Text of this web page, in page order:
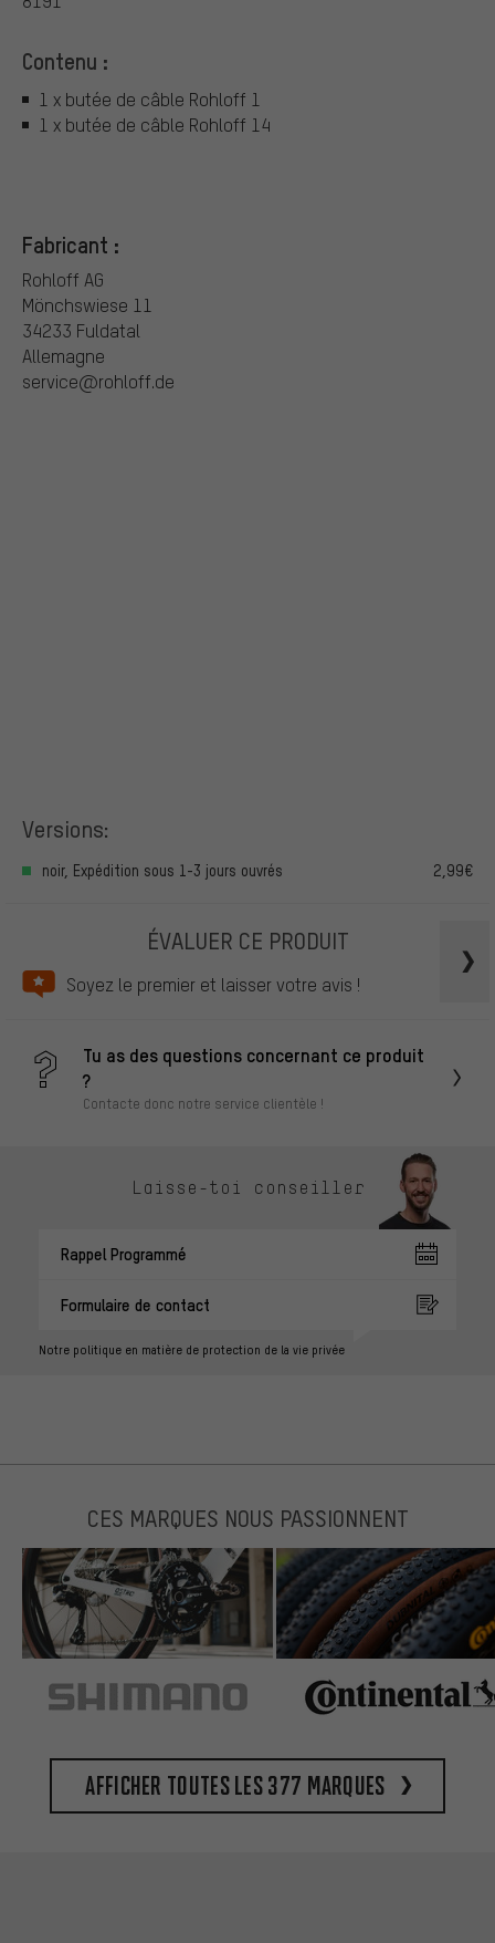
Contenu :
1 x butée de câble Rohloff 1
1 x butée de câble Rohloff 14
Fabricant :
Rohloff AG
Mönchswiese 11
34233 Fuldatal
Allemagne
service@rohloff.de
Versions:
noir, Expédition sous 1-3 jours ouvrés 2,99€
ÉVALUER CE PRODUIT
Soyez le premier et laisser votre avis !
Tu as des questions concernant ce produit
?
Contacte donc notre service clientèle !
Laisse-toi conseiller
Rappel Programmé
Formulaire de contact
Notre politique en matière de protection de la vie privée
CES MARQUES NOUS PASSIONNENT
Afficher toutes les 377 marques